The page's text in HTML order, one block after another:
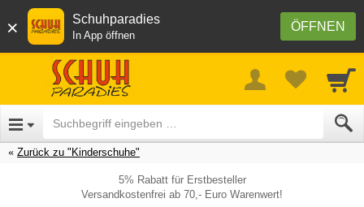
× ÖFFNEN
Schuhparadies
In App öffnen
Zurück zu "Kinderschuhe"
5% Rabatt für Erstbesteller
Versandkostenfrei ab 70,- Euro Warenwert!